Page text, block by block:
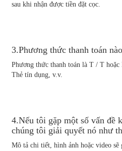
sau khi nhận được tiền đặt cọc.
3.Phương thức thanh toán
Phương thức thanh toán là T / T
Thẻ tín dụng, v.v.
4.Nếu tôi gặp một số vấn đề
chúng tôi giải quyết nó như
Mô tả chi tiết, hình ảnh hoặc video